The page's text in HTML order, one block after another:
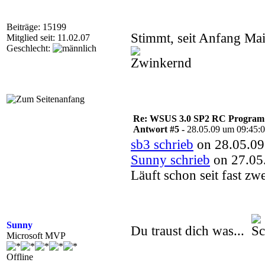
Beiträge: 15199
Mitglied seit: 11.02.07
Geschlecht:
Stimmt, seit Anfang
Sunny
Microsoft MVP
Offline
Re: WSUS 3.0 SP2 RC
Antwort #5 - 28.05.09 um
sb3 schrieb on
Sunny schrieb on
Läuft schon seit fast
Du traust dich was...